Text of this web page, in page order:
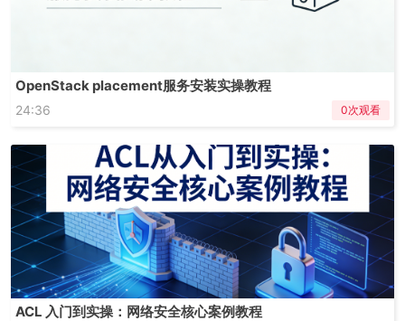
OpenStack placement服务安装实操教程
24:36 0次观看
ACL 入门到实操：网络安全核心案例教程